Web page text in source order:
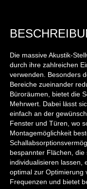
Die massive Akustik-
durch ihre zahlreichen
verwenden. Besonders
Bereiche zueinander
Büroräumen, bietet die
Mehrwert. Dabei lässt
einfach an der
Fenster und Türen, wo
Montagemöglichkeit
bespannter Flächen,
individualisieren lassen,
optimal zur Optimierung
Frequenzen und bietet